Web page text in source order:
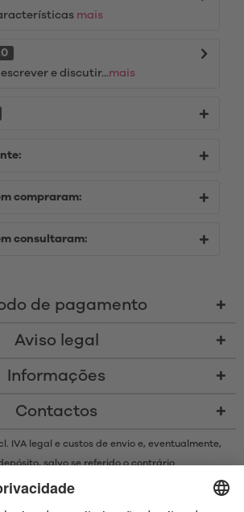
mais
e discutir...mais
compraram:
consultaram:
de pagamento
Aviso legal
Informações
Contactos
IVA legal e custos de envio e, eventualmente,
salvo se referido o contrário
e os logótipos são marcas registadas da